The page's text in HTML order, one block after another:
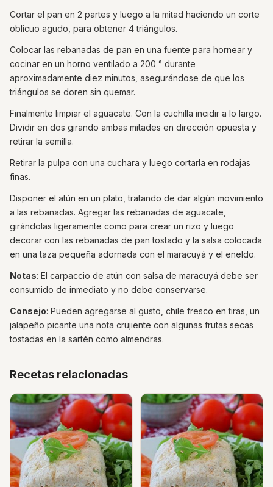
Cortar el pan en 2 partes y luego a la mitad haciendo un corte
oblicuo agudo, para obtener 4 triángulos.
Colocar las rebanadas de pan en una fuente para hornear y
cocinar en un horno ventilado a 200 ° durante
aproximadamente diez minutos, asegurándose de que los
triángulos se doren sin quemar.
Finalmente limpiar el aguacate. Con la cuchilla incidir a lo largo.
Dividir en dos girando ambas mitades en dirección opuesta y
retirar la semilla.
Retirar la pulpa con una cuchara y luego cortarla en rodajas
finas.
Disponer el atún en un plato, tratando de dar algún movimiento
a las rebanadas. Agregar las rebanadas de aguacate,
girándolas ligeramente como para crear un rizo y luego
decorar con las rebanadas de pan tostado y la salsa colocada
en una taza pequeña adornada con el maracuyá y el eneldo.
Notas: El carpaccio de atún con salsa de maracuyá debe ser
consumido de inmediato y no debe conservarse.
Consejo: Pueden agregarse al gusto, chile fresco en tiras, un
jalapeño picante una nota crujiente con algunas frutas secas
tostadas en la sartén como almendras.
Recetas relacionadas